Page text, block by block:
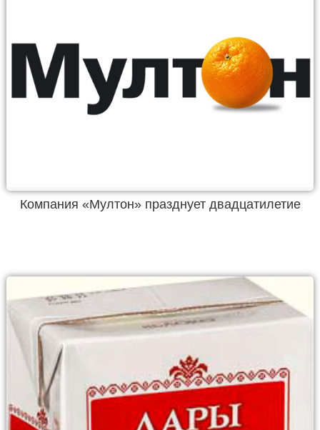
Компания «Мултон» празднует двадцатилетие